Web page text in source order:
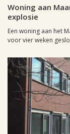
Woning aan
explosie
Een woning aan het
voor vier weken